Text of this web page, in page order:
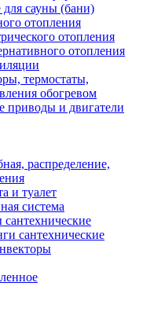
сауны (бани)
отопления
отопления
отопления
термостаты,
обогревом
приводы и двигатели
распределение,
и туалет
система
сантехнические